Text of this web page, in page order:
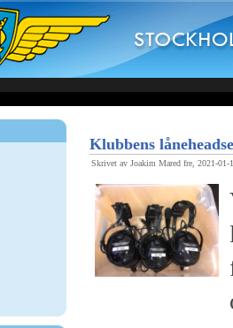
Klubbens
Skrivet av Joakim Mared fre, 2021-01-